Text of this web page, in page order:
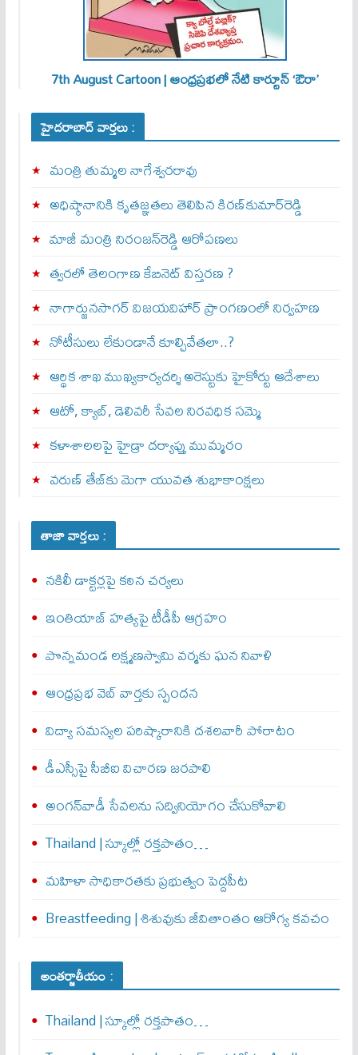
7th August Cartoon | ఆంధ్రప్రభలో నేటి కార్టూన్ ‘ఔరా’
హైదరాబాద్ వార్తలు :
మంత్రి తుమ్మల నాగేశ్వరరావు
అధిష్ఠానానికి కృతజ్ఞతలు తెలిపిన కిరణ్‌కుమార్‌రెడ్డి
మాజీ మంత్రి నిరంజన్‌రెడ్డి ఆరోపణలు
త్వ‌ర‌లో తెలంగాణ కేబినెట్ విస్తరణ ?
నాగార్జునసాగర్ విజయవిహార్ ప్రాంగణంలో నిర్వహణ
నోటీసులు లేకుండానే కూల్చివేతలా..?
ఆర్థిక శాఖ ముఖ్యకార్యదర్శి అరెస్టుకు హైకోర్టు ఆదేశాలు
ఆటో, క్యాబ్, డెలివరీ సేవల నిరవధిక సమ్మె
కళాశాలలపై హైడ్రా దర్యాప్తు ముమ్మరం
వరుణ్ తేజ్‌కు మెగా యువత శుభాకాంక్షలు
తాజా వార్తలు :
నకిలీ డాక్టర్లపై కఠిన చర్యలు
ఇంతియాజ్ హత్యపై టీడీపీ ఆగ్రహం
పొన్నమండ లక్ష్మణస్వామి వర్మకు ఘన నివాళి
ఆంధ్రప్రభ వెబ్ వార్తకు స్పందన
విద్యా సమస్యల పరిష్కారానికి దశలవారీ పోరాటం
డీఎస్సీపై సీబీఐ విచారణ జరపాలి
అంగన్‌వాడీ సేవలను సద్వినియోగం చేసుకోవాలి
Thailand | స్కూల్లో రక్తపాతం…
మహిళా సాధికారతకు ప్రభుత్వం పెద్దపీట
Breastfeeding | శిశువుకు జీవితాంతం ఆరోగ్య కవచం
అంతర్జాతీయం :
Thailand | స్కూల్లో రక్తపాతం…